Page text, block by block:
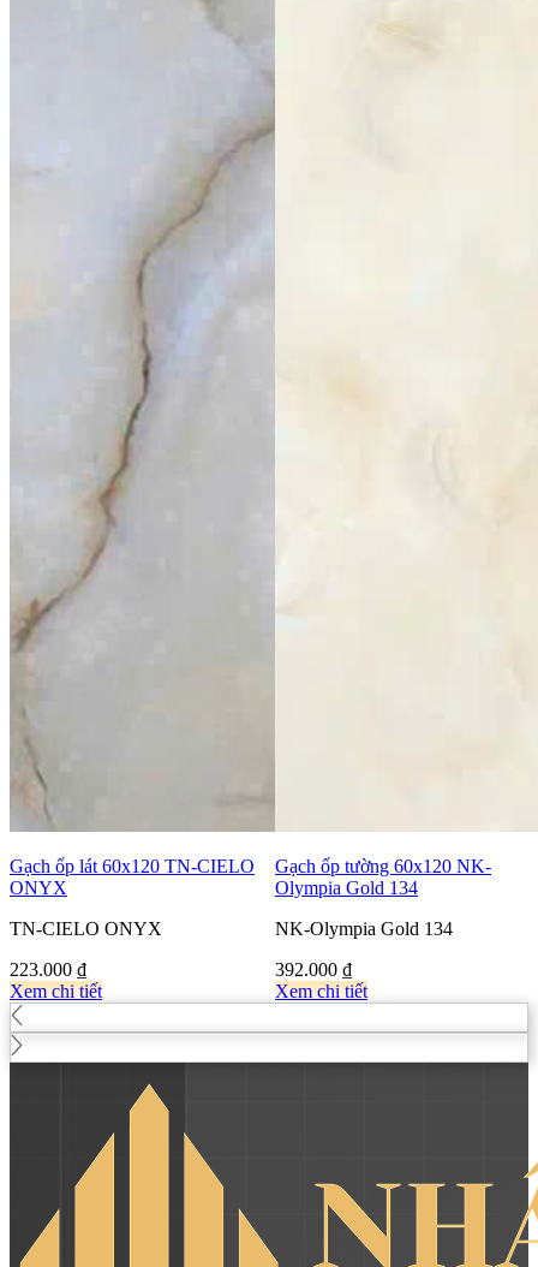
Gạch ốp lát 60x120 TN-CIELO
ONYX
TN-CIELO ONYX
223.000 ₫
Xem chi tiết
Gạch ốp tường 60x120 NK-
Olympia Gold 134
NK-Olympia Gold 134
392.000 ₫
Xem chi tiết